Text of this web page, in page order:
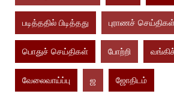
படித்ததில் பிடித்தது புராணச்
பொதுச் செய்திகள் போற்றி
வேலைவாய்ப்பு ஜ ஜோதிடம்